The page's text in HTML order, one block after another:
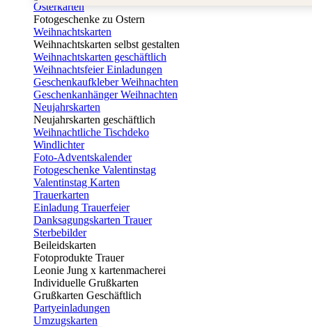
Osterkarten
Fotogeschenke zu Ostern
Weihnachtskarten
Weihnachtskarten selbst gestalten
Weihnachtskarten geschäftlich
Weihnachtsfeier Einladungen
Geschenkaufkleber Weihnachten
Geschenkanhänger Weihnachten
Neujahrskarten
Neujahrskarten geschäftlich
Weihnachtliche Tischdeko
Windlichter
Foto-Adventskalender
Fotogeschenke Valentinstag
Valentinstag Karten
Trauerkarten
Einladung Trauerfeier
Danksagungskarten Trauer
Sterbebilder
Beileidskarten
Fotoprodukte Trauer
Leonie Jung x kartenmacherei
Individuelle Grußkarten
Grußkarten Geschäftlich
Partyeinladungen
Umzugskarten